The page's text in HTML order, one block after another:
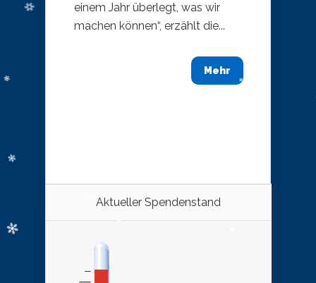
einem Jahr überlegt, was wir
machen können“, erzählt die...
Mehr
Aktueller Spendenstand